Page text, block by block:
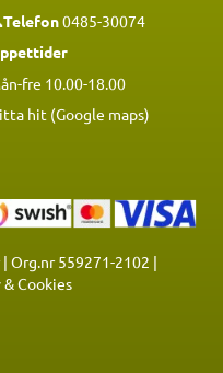
0485-30074
fre 10.00-18.00
hit (Google maps)
Org.nr 559271-2102 |
Cookies